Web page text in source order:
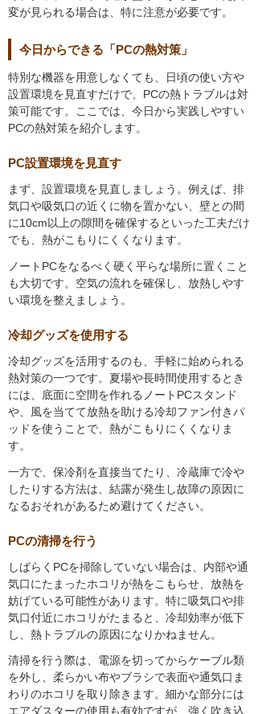
変が見られる場合は、特に注意が必要です。
今日からできる「PCの熱対策」
特別な機器を用意しなくても、日頃の使い方や
設置環境を見直すだけで、PCの熱トラブルは対
策可能です。ここでは、今日から実践しやすい
PCの熱対策を紹介します。
PC設置環境を見直す
まず、設置環境を見直しましょう。例えば、排
気口や吸気口の近くに物を置かない、壁との間
に10cm以上の隙間を確保するといった工夫だけ
でも、熱がこもりにくくなります。
ノートPCをなるべく硬く平らな場所に置くこと
も大切です。空気の流れを確保し、放熱しやす
い環境を整えましょう。
冷却グッズを使用する
冷却グッズを活用するのも、手軽に始められる
熱対策の一つです。夏場や長時間使用するとき
には、底面に空間を作れるノートPCスタンド
や、風を当てて放熱を助ける冷却ファン付きパ
ッドを使うことで、熱がこもりにくくなりま
す。
一方で、保冷剤を直接当てたり、冷蔵庫で冷や
したりする方法は、結露が発生し故障の原因に
なるおそれがあるため避けてください。
PCの清掃を行う
しばらくPCを掃除していない場合は、内部や通
気口にたまったホコリが熱をこもらせ、放熱を
妨げている可能性があります。特に吸気口や排
気口付近にホコリがたまると、冷却効率が低下
し、熱トラブルの原因になりかねません。
清掃を行う際は、電源を切ってからケーブル類
を外し、柔らかい布やブラシで表面や通気口ま
わりのホコリを取り除きます。細かな部分には
エアダスターの使用も有効ですが、強く吹き込